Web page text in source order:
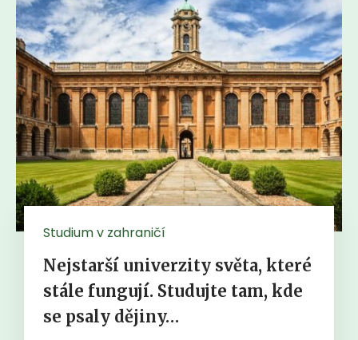
Studium v zahraničí
Nejstarší univerzity světa, které
stále fungují. Studujte tam, kde
se psaly dějiny…